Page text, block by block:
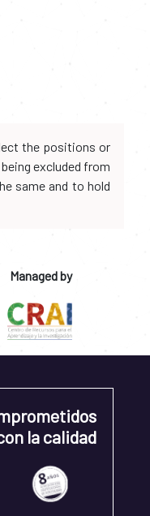
the positions or
excluded from
same and to hold
Managed by
la calidad